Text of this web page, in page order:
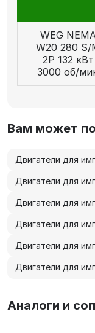
WEG NEMA
W20 280 S/
2P 132 кВт
3000 об/
Вам может
Двигатели для
Двигатели для
Двигатели для
Двигатели для
Двигатели для
Двигатели для
Аналоги и